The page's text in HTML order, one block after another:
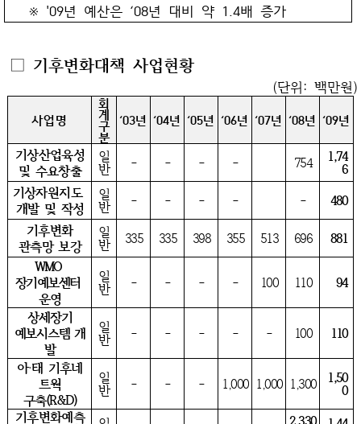
※ '09년 예산은 ‘08년 대비 약 1.4배 증가
□ 기후변화대책 사업현황
(단위: 백만원)
사업명
회
계
구
분
‘03년 ‘04년 ‘05년 ‘06년 ‘07년 ‘08년 ‘09년
기상산업육성
및 수요창출
일
반 - - - - 754 1,74
6
기상자원지도
개발 및 작성
일
반 - - - - -
480
기후변화
관측망 보강
일
반 335 335 398 355 513 696
881
WMO
장기예보센터
운영
일
반 - - - - 100 110 94
상세장기
예보시스템 개
발
일
반 - - - - - 100 110
아‧태 기후네
트웍
구축(R&D)
일
반 - - - 1,000 1,000 1,300 1,50
0
기후변화예측
2,330